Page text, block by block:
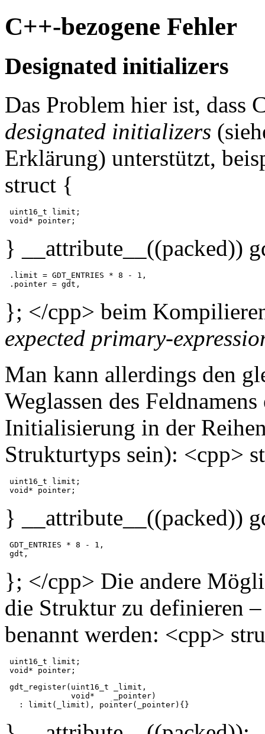
C++-bezogene Fehler
Designated initializers
Das Problem hier ist, dass
designated initializers
Erklärung) unterstützt,
struct {
uint16_t limit;
} __attribute__((packed))
.limit = GDT_ENTRIES * 8 - 1,
}; </cpp> beim
expected primary-
Man kann allerdings den
Weglassen des
Initialisierung in der
Strukturtyps sein): <cpp>
uint16_t limit;
} __attribute__((packed))
GDT_ENTRIES * 8 - 1,
}; </cpp> Die andere
die Struktur zu definieren
benannt werden: <cpp>
uint16_t limit;
gdt_register(uint16_t _limit,
              void*    _pointer)